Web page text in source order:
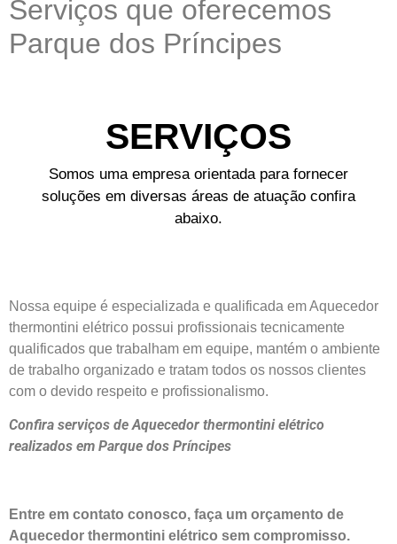
Serviços que oferecemos
Parque dos Príncipes
SERVIÇOS
Somos uma empresa orientada para fornecer
soluções em diversas áreas de atuação confira
abaixo.
Nossa equipe é especializada e qualificada em Aquecedor
thermontini elétrico possui profissionais tecnicamente
qualificados que trabalham em equipe, mantém o ambiente
de trabalho organizado e tratam todos os nossos clientes
com o devido respeito e profissionalismo.
Confira serviços de Aquecedor thermontini elétrico
realizados em Parque dos Príncipes
Entre em contato conosco, faça um orçamento de
Aquecedor thermontini elétrico sem compromisso.